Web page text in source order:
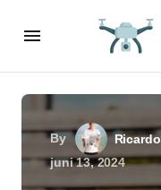
By
Ricardo
juni 13, 2024